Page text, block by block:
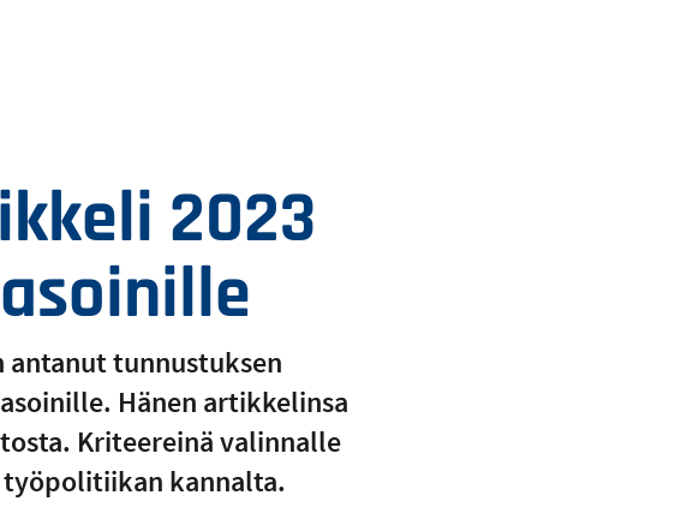
2023
tunnustuksen
Hänen artikkelinsa
Kriteereinä valinnalle
kannalta.